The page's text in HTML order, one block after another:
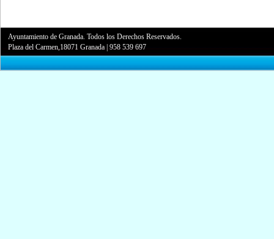
Ayuntamiento de Granada. Todos los Derechos Reservados.
Plaza del Carmen,18071 Granada |958 539 697